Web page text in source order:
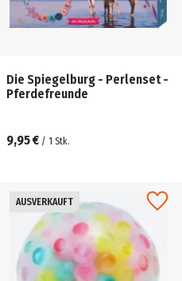
Die Spiegelburg - Perlenset -
Pferdefreunde
9,95 € / 1 Stk.
AUSVERKAUFT